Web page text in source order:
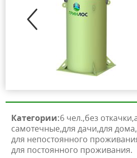
Категории:6 чел. без откачки
самотечные для дачи для дома
для непостоянного
для постоянного проживания